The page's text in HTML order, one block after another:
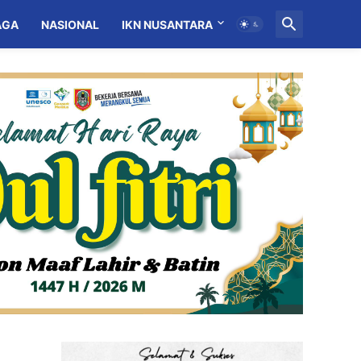
NASIONAL IKN NUSANTARA MITRA